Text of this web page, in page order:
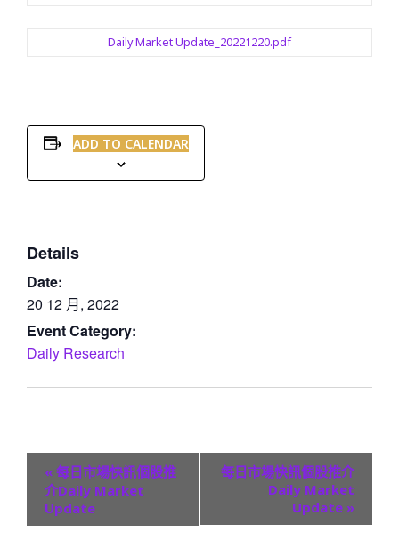
Daily Market Update_20221220.pdf
ADD TO CALENDAR
Details
Date:
20 12 月, 2022
Event Category:
Daily Research
« 每日市場快訊個股推
介Daily Market
Update
每日市場快訊個股推介
Daily Market
Update »